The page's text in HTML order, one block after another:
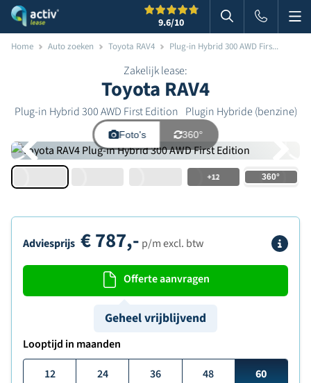
9.6/10 Zoeken in
Home Auto zoeken Toyota RAV4 Plug-in Hybrid 300 AWD Firs...
Zakelijk lease:
Toyota RAV4
Plug-in Hybrid 300 AWD First Edition Plugin Hybride (benzine)
Foto's 360°
+12
Adviesprijs €787,- p/m excl. btw
Offerte aanvragen
Geheel vrijblijvend
Looptijd in maanden
12
24 36 48 60